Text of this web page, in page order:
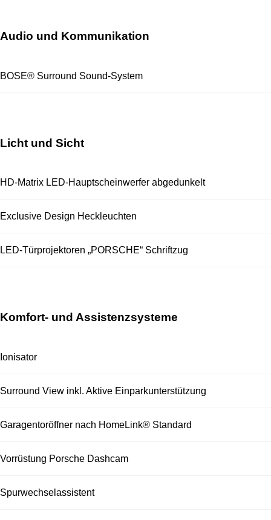
Audio und Kommunikation
BOSE® Surround Sound-System
Licht und Sicht
HD-Matrix LED-Hauptscheinwerfer abgedunkelt
Exclusive Design Heckleuchten
LED-Türprojektoren „PORSCHE“ Schriftzug
Komfort- und Assistenzsysteme
Ionisator
Surround View inkl. Aktive Einparkunterstützung
Garagentoröffner nach HomeLink® Standard
Vorrüstung Porsche Dashcam
Spurwechselassistent